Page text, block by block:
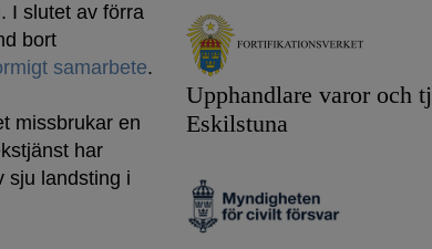
I slutet av förra
bort
samarbete.
missbrukar en
har
sju landsting i
Upphandlare varor och
Eskilstuna